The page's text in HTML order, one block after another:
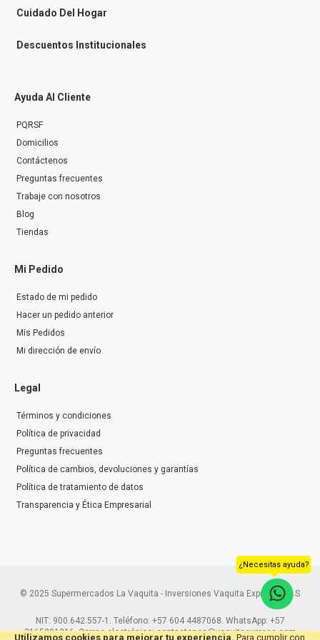
Utilizamos cookies para mejorar tu experiencia. Para cumplir con
r
Cuidado Del Hogar
Descuentos Institucionales
Ayuda Al Cliente
PQRSF
Domicilios
Contáctenos
Preguntas frecuentes
Trabaje con nosotros
Blog
Tiendas
Mi Pedido
Estado de mi pedido
Hacer un pedido anterior
Mis Pedidos
Mi dirección de envío
Legal
Términos y condiciones
Política de privacidad
Preguntas frecuentes
Política de cambios, devoluciones y garantías
Política de tratamiento de datos
Transparencia y Ética Empresarial
© 2025 Supermercados La Vaquita - Inversiones Vaquita Express S.A.S
NIT: 900.642.557-1. Teléfono: +57 604 4487068. WhatsApp: +57
3165291216. Correo electrónico: contactenos@vaquitaexpress.com
¿Necesitas ayuda?